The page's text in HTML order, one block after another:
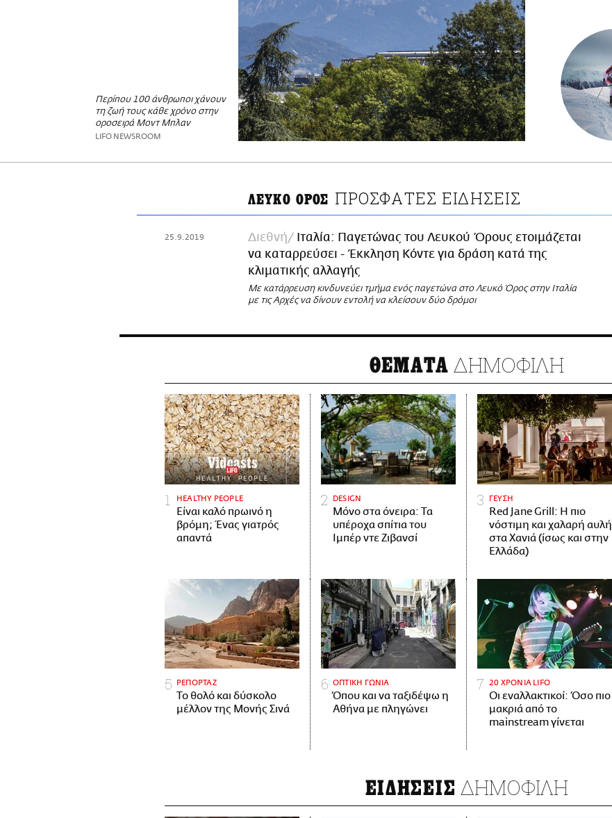
Περίπου 100 άνθρωποι χάνουν
τη ζωή τους κάθε χρόνο στην
οροσειρά Μοντ Μπλαν
LIFO NEWSROOM
ΛΕΥΚΟ ΟΡΟΣ ΠΡΟΣΦΑΤΕΣ ΕΙΔΗΣΕΙΣ
25.9.2019 Διεθνή
Ιταλία: Παγετώνας του Λευκού Όρους ετοιμάζεται
να καταρρεύσει - Έκκληση Κόντε για δράση κατά της
κλιματικής αλλαγής
Με κατάρρευση κινδυνεύει τμήμα ενός παγετώνα στο Λευκό Όρος στην Ιταλία
με τις Αρχές να δίνουν εντολή να κλείσουν δύο δρόμοι
ΘΕΜΑΤΑ ΔΗΜΟΦΙΛΗ
HEALTHY PEOPLE
Είναι καλό πρωινό η
βρόμη; Ένας γιατρός
απαντά
DESIGN
Μόνο στα όνειρα: Τα
υπέροχα σπίτια του
Ιμπέρ ντε Ζιβανσί
ΓΕΥΣΗ
Red Jane Grill: Η πιο
νόστιμη και χαλαρή αυλή
στα Χανιά (ίσως και στην
Ελλάδα)
ΡΕΠΟΡΤΑΖ
Το θολό και δύσκολο
μέλλον της Μονής Σινά
ΟΠΤΙΚΗ ΓΩΝΙΑ
Όπου και να ταξιδέψω η
Αθήνα με πληγώνει
20 ΧΡΟΝΙΑ LIFO
Οι εναλλακτικοί: Όσο πιο
μακριά από το
mainstream γίνεται
ΕΙΔΗΣΕΙΣ ΔΗΜΟΦΙΛΗ